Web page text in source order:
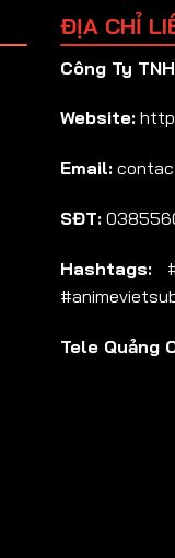
ĐỊA CHỈ
Công Ty
Website:
Email:
SĐT:
Hashtags:
Tele Quảng